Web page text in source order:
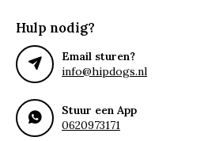
Hulp nodig?
Email sturen?
info@hipdogs.nl
Stuur een App
0620973171